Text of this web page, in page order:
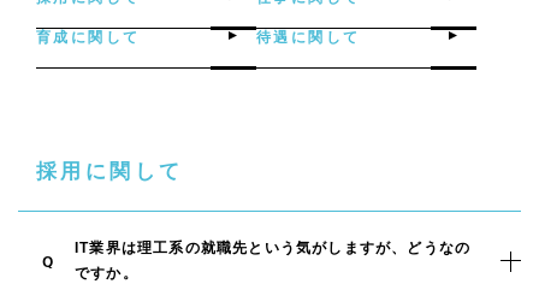
育成に関して 待遇に関して
採用に関して
Q
IT業界は理工系の就職先という気がしますが、どうなの
ですか。